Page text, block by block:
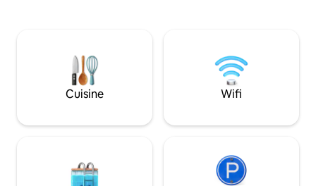
installations ont été agrandies,
permettant une augmentation du
nombre de voyageurs, jusqu'à un
maximum de 19 (des frais
de 16 voyageurs).
enfants et les
supplémentaires
Le logement
et d'une terrasse
Cuisine Wifi